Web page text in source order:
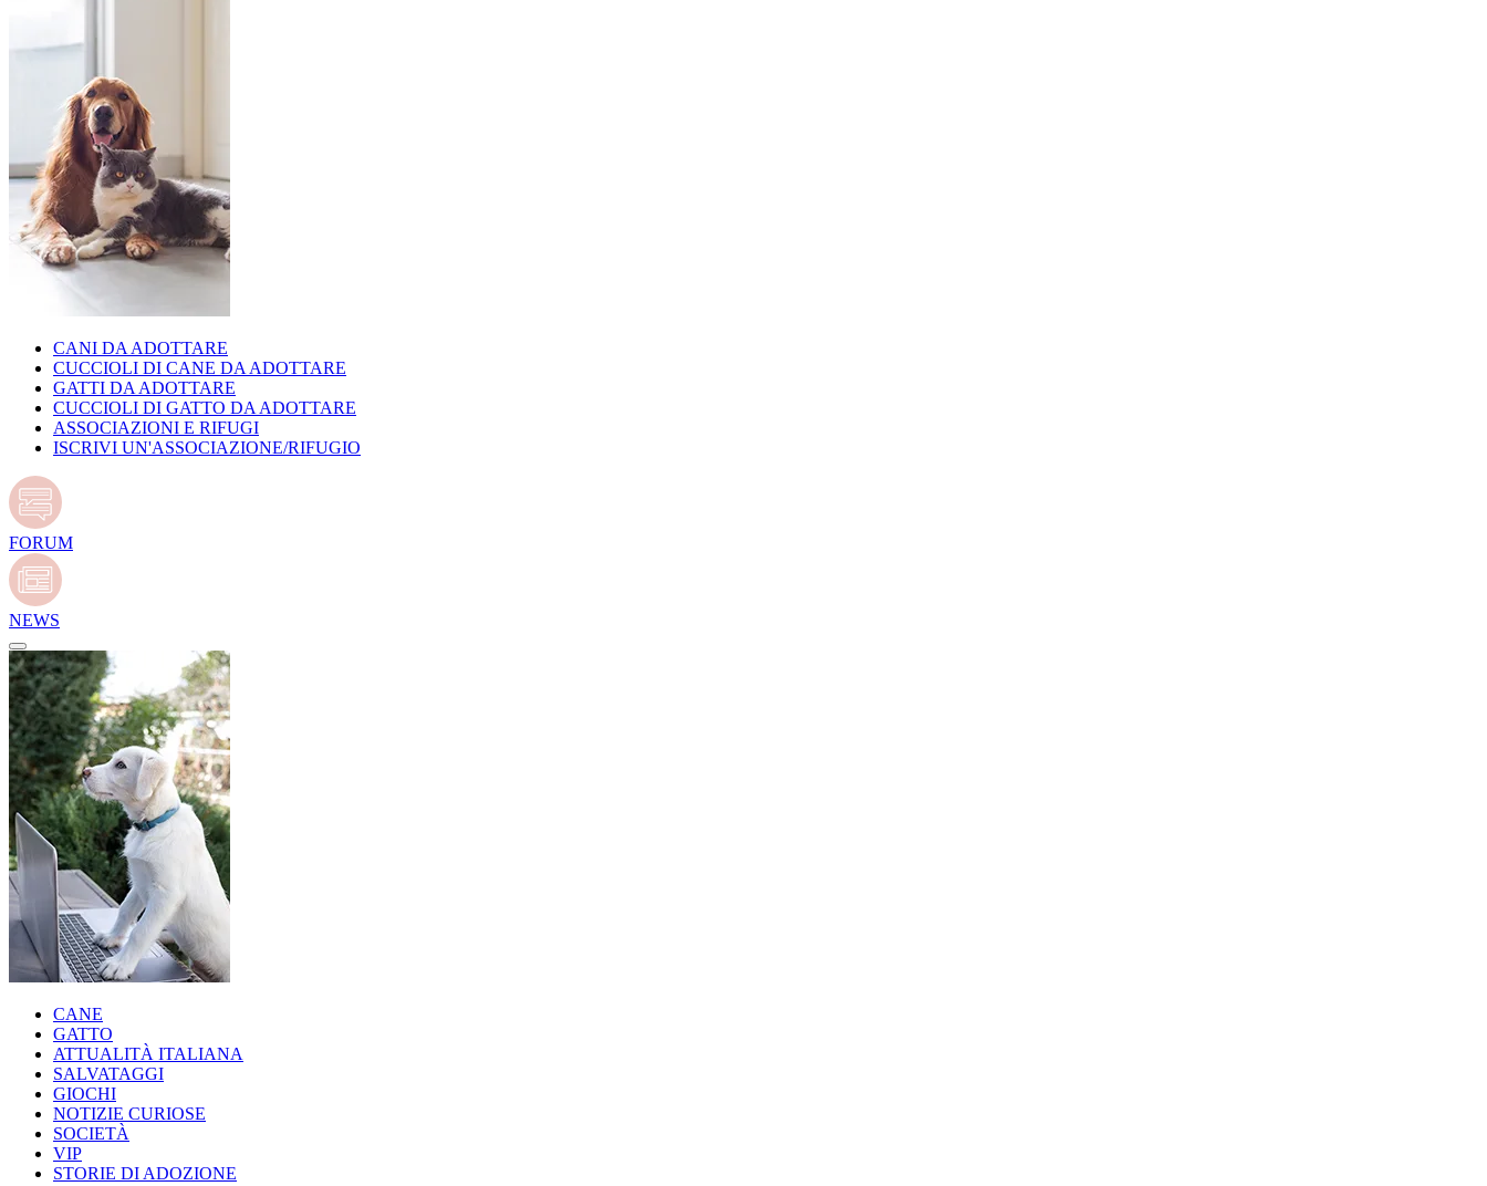
CANI DA ADOTTARE
CUCCIOLI DI CANE DA ADOTTARE
GATTI DA ADOTTARE
CUCCIOLI DI GATTO DA ADOTTARE
ASSOCIAZIONI E RIFUGI
ISCRIVI UN'ASSOCIAZIONE/RIFUGIO
FORUM
NEWS
CANE
GATTO
ATTUALITÀ ITALIANA
SALVATAGGI
GIOCHI
NOTIZIE CURIOSE
SOCIETÀ
VIP
STORIE DI ADOZIONE